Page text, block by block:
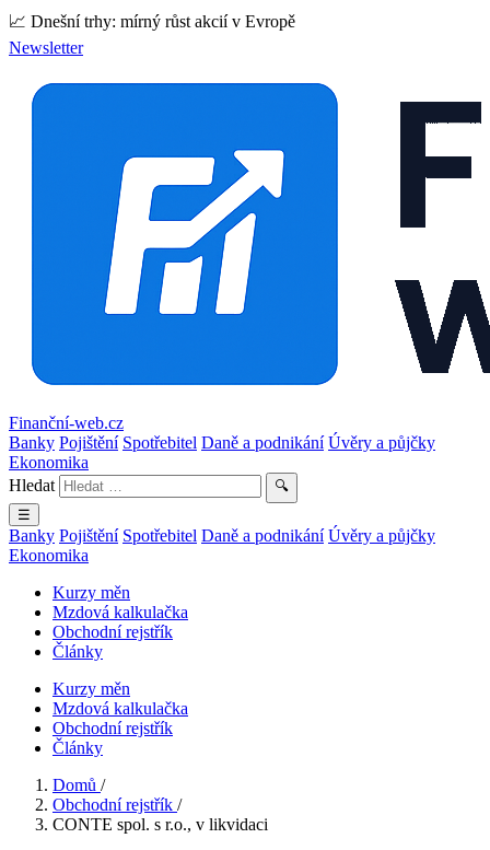
📈 Dnešní trhy: mírný růst akcií v Evropě
Newsletter
Finanční-web.cz
Banky Pojištění Spotřebitel Daně a podnikání Úvěry a půjčky
Ekonomika
Hledat
🔍
☰
Banky Pojištění Spotřebitel Daně a podnikání Úvěry a půjčky
Ekonomika
Kurzy měn
Mzdová kalkulačka
Obchodní rejstřík
Články
Kurzy měn
Mzdová kalkulačka
Obchodní rejstřík
Články
Domů /
Obchodní rejstřík /
CONTE spol. s r.o., v likvidaci